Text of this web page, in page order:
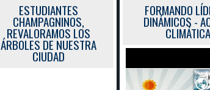
ESTUDIANTES
CHAMPAGNINOS,
REVALORAMOS LOS
ÁRBOLES DE NUESTRA
CIUDAD
FORMANDO
DINÁMICOS -
CLIMÁTICA